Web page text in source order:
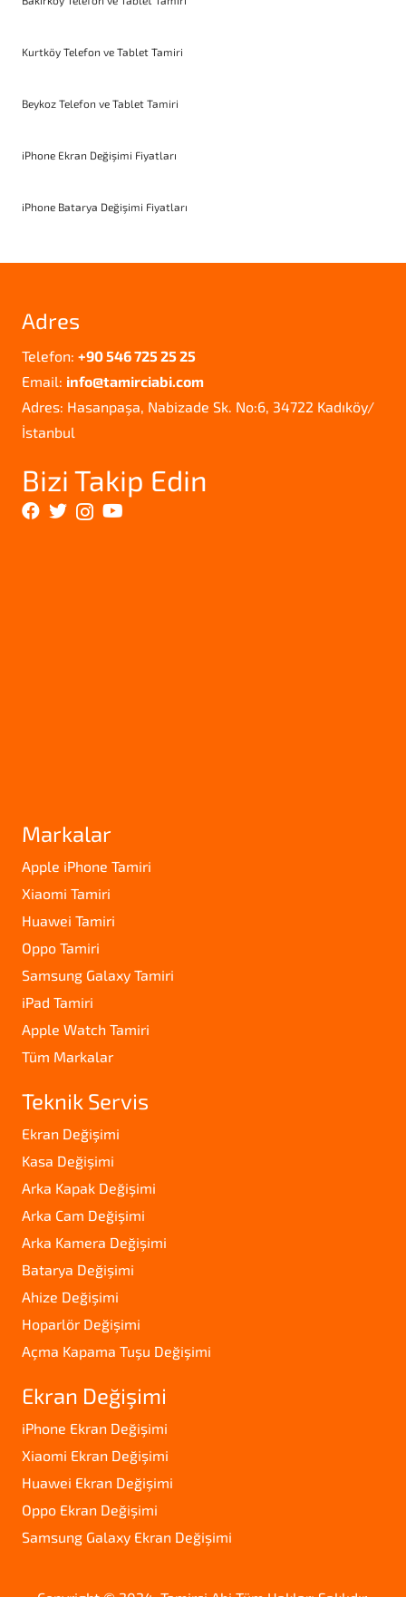
Kurtköy Telefon ve Tablet Tamiri
Beykoz Telefon ve Tablet Tamiri
iPhone Ekran Değişimi Fiyatları
iPhone Batarya Değişimi Fiyatları
Adres
Telefon: +90 546 725 25 25
Email: info@tamirciabi.com
Adres: Hasanpaşa, Nabizade Sk. No:6, 34722 Kadıköy/
İstanbul
Bizi Takip Edin
Markalar
Apple iPhone Tamiri
Xiaomi Tamiri
Huawei Tamiri
Oppo Tamiri
Samsung Galaxy Tamiri
iPad Tamiri
Apple Watch Tamiri
Tüm Markalar
Teknik Servis
Ekran Değişimi
Kasa Değişimi
Arka Kapak Değişimi
Arka Cam Değişimi
Arka Kamera Değişimi
Batarya Değişimi
Ahize Değişimi
Hoparlör Değişimi
Açma Kapama Tuşu Değişimi
Ekran Değişimi
iPhone Ekran Değişimi
Xiaomi Ekran Değişimi
Huawei Ekran Değişimi
Oppo Ekran Değişimi
Samsung Galaxy Ekran Değişimi
Copyright © 2024. Tamirci Abi Tüm Hakları Saklıdır.